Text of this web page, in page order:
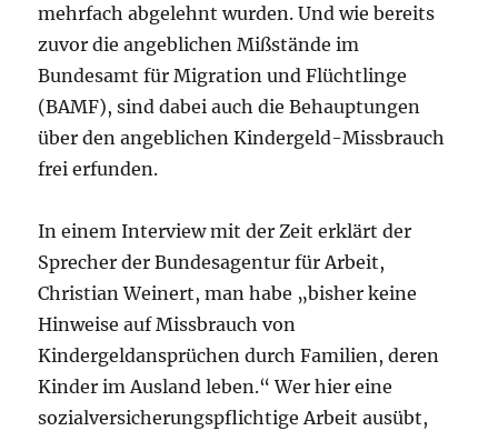
mehrfach abgelehnt wurden. Und wie bereits
zuvor die angeblichen Mißstände im
Bundesamt für Migration und Flüchtlinge
(BAMF), sind dabei auch die Behauptungen
über den angeblichen Kindergeld-Missbrauch
frei erfunden.
In einem Interview mit der Zeit erklärt der
Sprecher der Bundesagentur für Arbeit,
Christian Weinert, man habe „bisher keine
Hinweise auf Missbrauch von
Kindergeldansprüchen durch Familien, deren
Kinder im Ausland leben.“ Wer hier eine
sozialversicherungspflichtige Arbeit ausübt,